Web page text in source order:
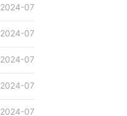
2024-07
2024-07
2024-07
2024-07
2024-07